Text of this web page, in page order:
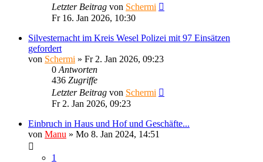
Letzter Beitrag von Schermi
Fr 16. Jan 2026, 10:30
Silvesternacht im Kreis Wesel Polizei mit 97 Einsätzen
gefordert
von Schermi » Fr 2. Jan 2026, 09:23
0 Antworten
436 Zugriffe
Letzter Beitrag von Schermi
Fr 2. Jan 2026, 09:23
Einbruch in Haus und Hof und Geschäfte...
von Manu » Mo 8. Jan 2024, 14:51
1